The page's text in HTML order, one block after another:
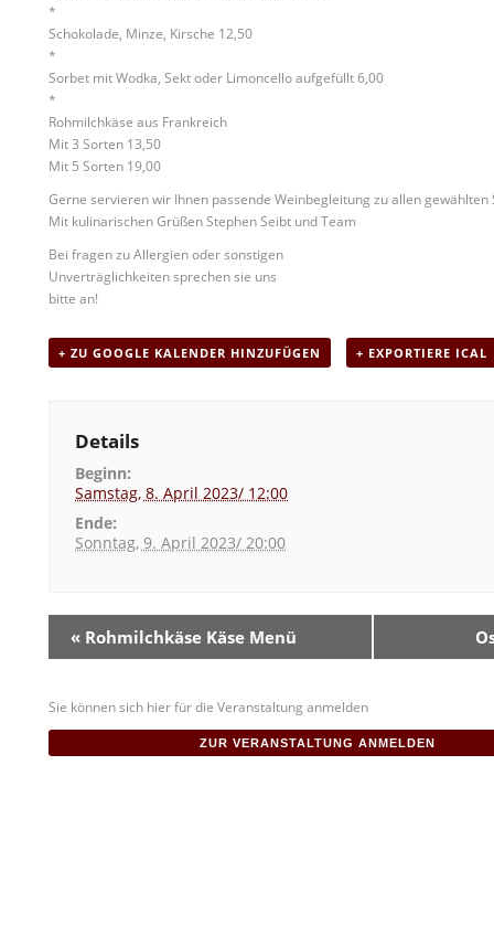
*
Schokolade, Minze, Kirsche 12,50
*
Sorbet mit Wodka, Sekt oder Limoncello aufgefüllt 6,00
*
Rohmilchkäse aus Frankreich
Mit 3 Sorten 13,50
Mit 5 Sorten 19,00
Gerne servieren wir Ihnen passende Weinbegleitung zu allen gewählten
Mit kulinarischen Grüßen Stephen Seibt und Team
Bei fragen zu Allergien oder sonstigen
Unverträglichkeiten sprechen sie uns
bitte an!
+ ZU GOOGLE KALENDER HINZUFÜGEN + EXPORTIERE ICAL
Details
Beginn:
Samstag, 8. April 2023/ 12:00
Ende:
Sonntag, 9. April 2023/ 20:00
e
r
a
n
« Rohmilchkäse Käse Menü
Sie können sich hier für die Veranstaltung anmelden
ZUR VERANSTALTUNG ANMELDEN